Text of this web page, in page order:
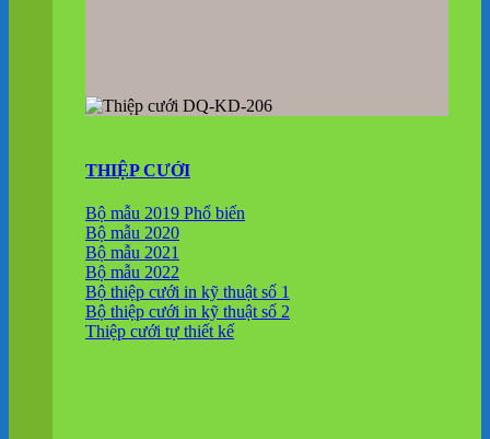
THIỆP CƯỚI
Bộ mẫu 2019
Bộ mẫu 2020
Bộ mẫu 2021
Bộ mẫu 2022
Bộ thiệp cưới in kỹ thuật số 1
Bộ thiệp cưới in kỹ thuật số 2
Thiệp cưới tự thiết kế